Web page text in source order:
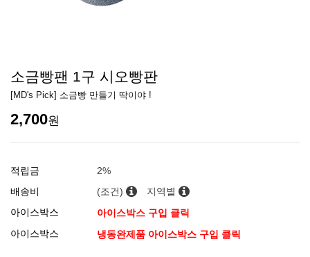
소금빵팬 1구 시오빵판
[MD's Pick] 소금빵 만들기 딱이야 !
2,700원
적립금
2%
배송비
(조건)
지역별
아이스박스
아이스박스 구입 클릭
아이스박스
냉동완제품 아이스박스 구입 클릭